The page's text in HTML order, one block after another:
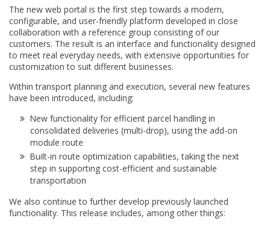
The new web portal is the first step towards a modern,
configurable, and user-friendly platform developed in close
collaboration with a reference group consisting of our
customers. The result is an interface and functionality designed
to meet real everyday needs, with extensive opportunities for
customization to suit different businesses.
Within transport planning and execution, several new features
have been introduced, including:
New functionality for efficient parcel handling in
consolidated deliveries (multi-drop), using the add-on
module route
Built-in route optimization capabilities, taking the next
step in supporting cost-efficient and sustainable
transportation
We also continue to further develop previously launched
functionality. This release includes, among other things: